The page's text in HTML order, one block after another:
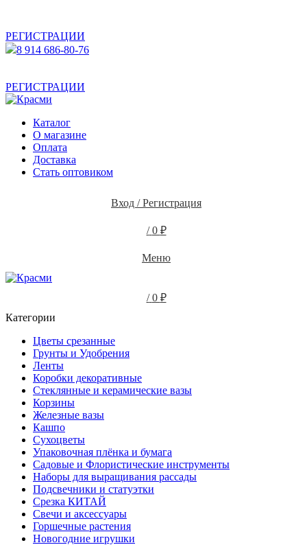
РЕГИСТРАЦИИ
8 914 686-80-76
РЕГИСТРАЦИИ
Каталог
О магазине
Оплата
Доставка
Стать оптовиком
Вход / Регистрация
/ 0 ₽
Меню
/ 0 ₽
Категории
Цветы срезанные
Грунты и Удобрения
Ленты
Коробки декоративные
Стеклянные и керамические вазы
Корзины
Железные вазы
Кашпо
Сухоцветы
Упаковочная плёнка и бумага
Садовые и Флористические инструменты
Наборы для выращивания рассады
Подсвечники и статуэтки
Срезка КИТАЙ
Свечи и аксессуары
Горшечные растения
Новогодние игрушки